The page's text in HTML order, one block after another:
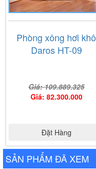
Phòng xông hơi khô
Daros HT-09
Giá: 109.889.325
Giá: 82.300.000
Đặt Hàng
SẢN PHẨM ĐÃ XEM